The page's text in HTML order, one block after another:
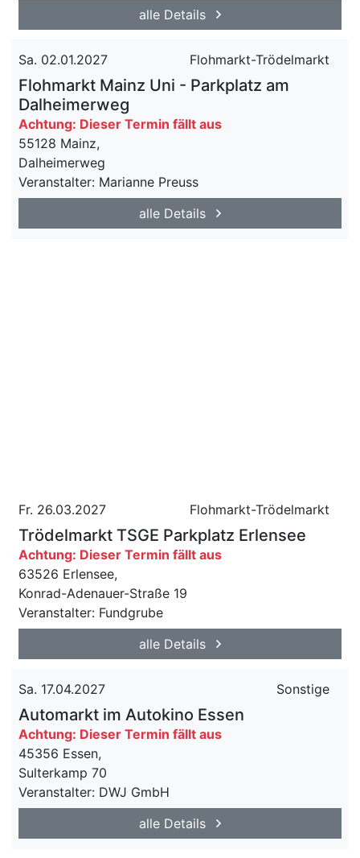
alle Details
Sa. 02.01.2027 Flohmarkt-Trödelmarkt
Flohmarkt Mainz Uni - Parkplatz am
Dalheimerweg
Achtung: Dieser Termin fällt aus
55128 Mainz,
Dalheimerweg
Veranstalter: Marianne Preuss
alle Details
Fr. 26.03.2027 Flohmarkt-Trödelmarkt
Trödelmarkt TSGE Parkplatz Erlensee
Achtung: Dieser Termin fällt aus
63526 Erlensee,
Konrad-Adenauer-Straße 19
Veranstalter: Fundgrube
alle Details
Sa. 17.04.2027 Sonstige
Automarkt im Autokino Essen
Achtung: Dieser Termin fällt aus
45356 Essen,
Sulterkamp 70
Veranstalter: DWJ GmbH
alle Details